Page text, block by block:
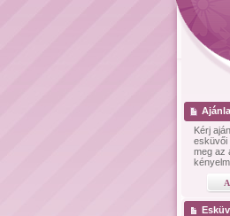
Kérj
esküvői
meg az